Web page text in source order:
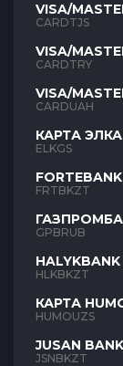
VISA/
TJS
CARDTJS
VISA/
TYR
CARDTRY
VISA/
UAH
CARDUAH
КАРТА
ELKGS
FRTBKZT
GPBRUB
HLKBKZT
КАРТА
HUMOUZS
JUSAN
JSNBKZT